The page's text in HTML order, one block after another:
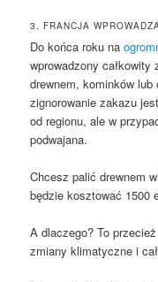
3. FRANCJA
Do końca roku na
wprowadzony
drewnem, kominków
zignorowanie zakazu
od regionu, ale w
podwajana.
Chcesz palić drewnem
będzie kosztować 1500
A dlaczego? To
zmiany klimatyczne i